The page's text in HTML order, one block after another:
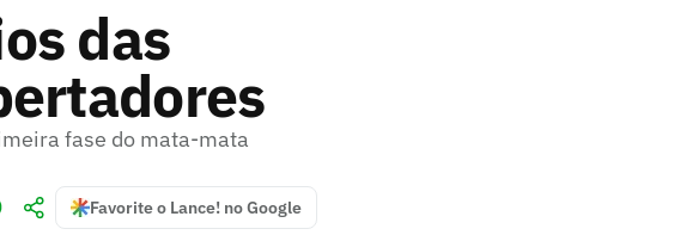
das
fase do mata-mata
Favorite o Lance! no Google